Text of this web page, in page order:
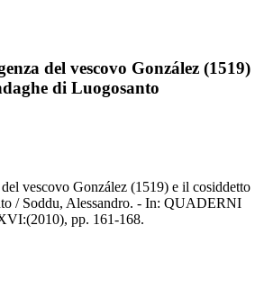
del vescovo González (1519)
di Luogosanto
vescovo González (1519) e il cosiddetto
/ Soddu, Alessandro. - In: QUADERNI
pp. 161-168.